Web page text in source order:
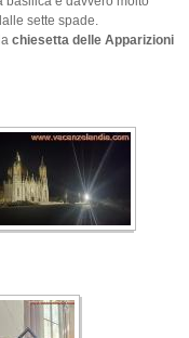
sette spade.
chiesetta delle Apparizioni